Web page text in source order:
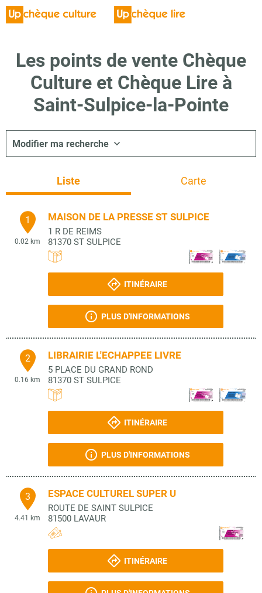
Les points de vente Chèque
Culture et Chèque Lire à
Saint-Sulpice-la-Pointe
Modifier ma recherche
Liste Carte
1
0.02 km
MAISON DE LA PRESSE ST SULPICE
1 R DE REIMS
81370 ST SULPICE
ITINÉRAIRE
PLUS D'INFORMATIONS
2
0.16 km
LIBRAIRIE L'ECHAPPEE LIVRE
5 PLACE DU GRAND ROND
81370 ST SULPICE
ITINÉRAIRE
PLUS D'INFORMATIONS
3
4.41 km
ESPACE CULTUREL SUPER U
ROUTE DE SAINT SULPICE
81500 LAVAUR
ITINÉRAIRE